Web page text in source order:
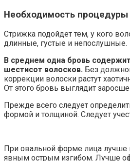
Необходимость процедуры
Стрижка подойдет тем, у кого
длинные, густые и непослушные.
В среднем одна бровь
шестисот волосков. Без
коррекции волоски растут
От этого бровь выглядит
Прежде всего следует
формой и толщиной. Следует
При овальной форме лица лучше
явным острым изгибом. Лучше